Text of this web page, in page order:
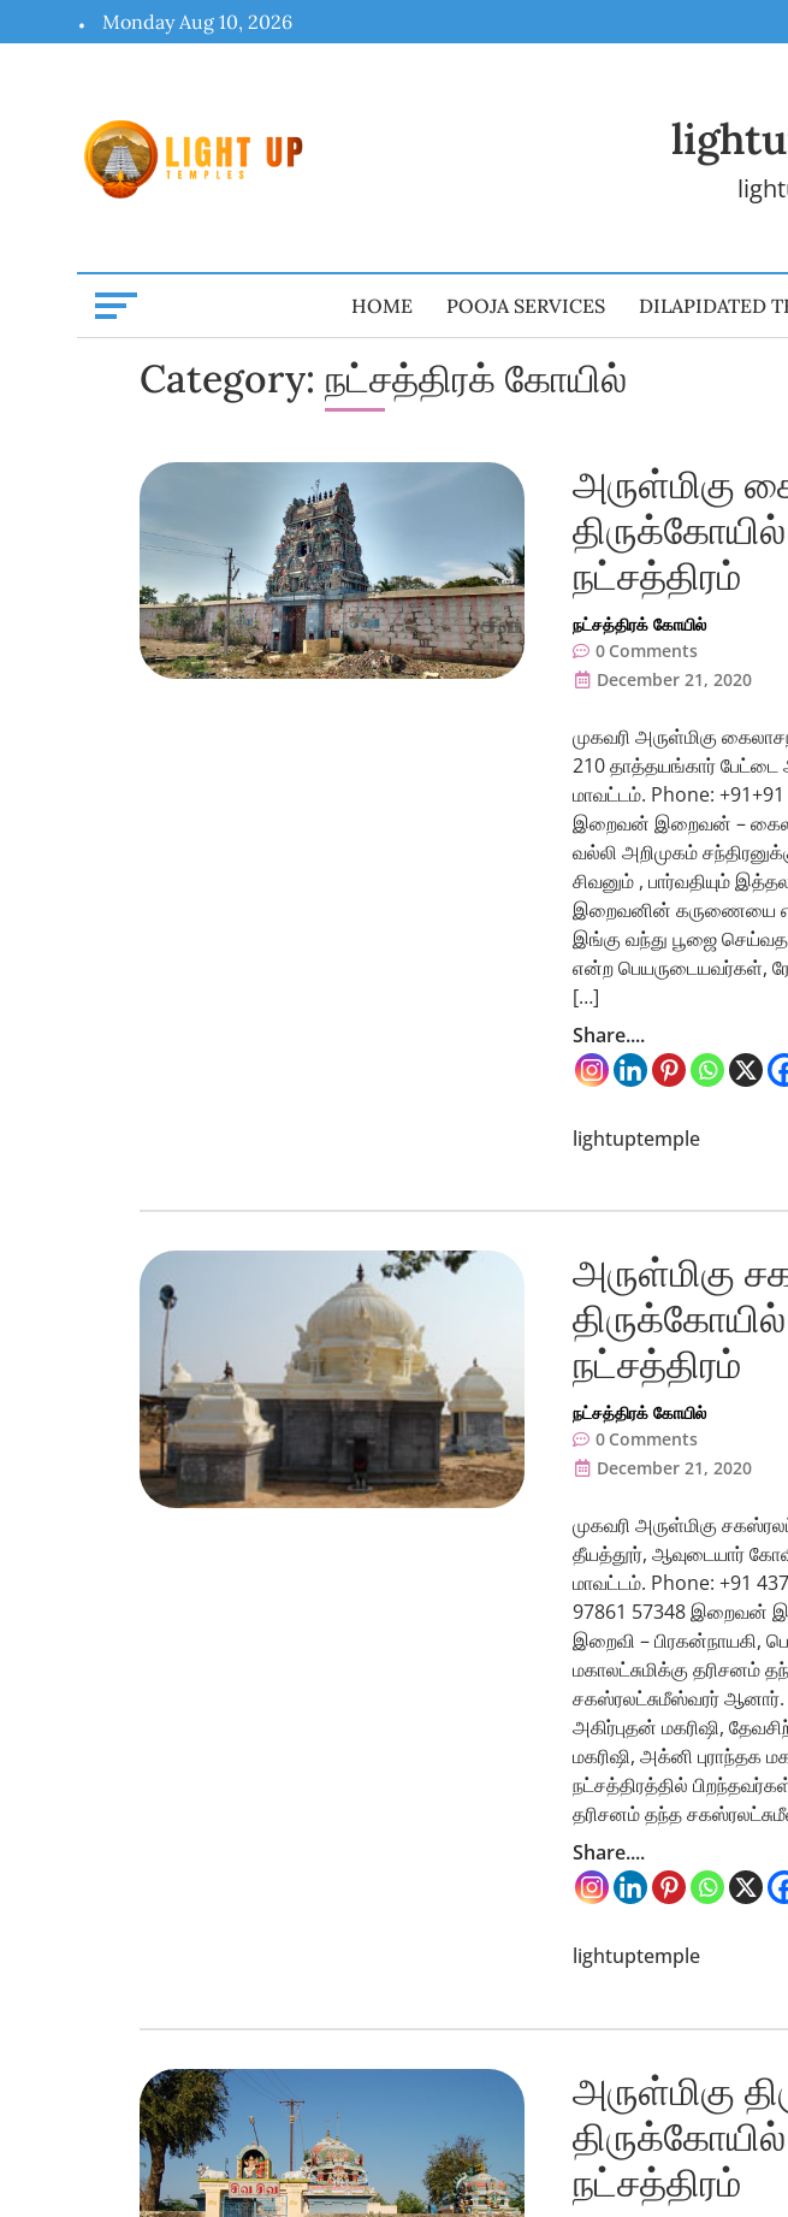
to
Monday Aug 10, 2026
HOME POOJA SERVICES DILAPIDATED
Category: நட்சத்திரக் கோயில்
அருள்மிகு
நட்சத்திரம்
நட்சத்திரக் கோயில்
0 Comments
December 21, 2020
முகவரி அருள்மிகு
210 தாத்தயங்கார் பேட்டை
மாவட்டம். Phone:
இறைவன் இறைவன் –
வல்லி அறிமுகம்
சிவனும் , பார்வதியும்
இறைவனின் கருணையை
இங்கு வந்து பூஜை
என்ற பெயருடையவர்கள்,
[…]
Share....
lightuptemple
அருள்மிகு
நட்சத்திரம்
நட்சத்திரக் கோயில்
0 Comments
December 21, 2020
முகவரி அருள்மிகு
தீயத்தூர், ஆவுடையார்
மாவட்டம். Phone: +91
97861 57348 இறைவன்
இறைவி – பிரகன்நாயகி,
மகாலட்சுமிக்கு
சகஸ்ரலட்சுமீஸ்வரர்
அகிர்புதன் மகரிஷி,
மகரிஷி, அக்னி புராந்தக
நட்சத்திரத்தில்
தரிசனம் தந்த
Share....
lightuptemple
அருள்மிகு
திருக்கோயில்
நட்சத்திரம்